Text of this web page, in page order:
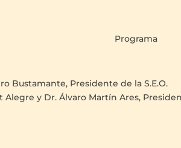
Programa
Bustamante, Presidente de la S.E.O.
Alegre y Dr. Álvaro Martín Ares,